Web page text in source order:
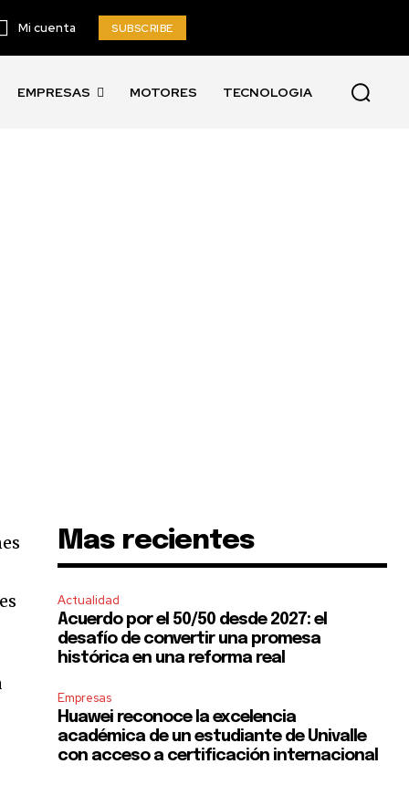
Mi cuenta SUBSCRIBE
EMPRESAS MOTORES TECNOLOGIA
Mas recientes
Actualidad
Acuerdo por el 50/50 desde 2027: el
desafío de convertir una promesa
histórica en una reforma real
Empresas
Huawei reconoce la excelencia
académica de un estudiante de Univalle
con acceso a certificación internacional